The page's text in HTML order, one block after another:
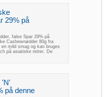
29% på
false Spar 29% på
Cashewnødder 80g fra
mild smag og kan bruges
på asiatiske retter. De
'N'
på denne